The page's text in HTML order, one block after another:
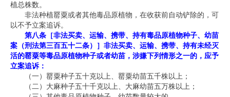
植总株数。
非法种植罂粟或者其他毒品原植物，在收获前自动铲除的，可
以不予立案追诉。
第八条［非法买卖、运输、携带、持有毒品原植物种子、幼苗
案（刑法第三百五十二条）］非法买卖、运输、携带、持有未经灭
活的罂粟等毒品原植物种子或者幼苗，涉嫌下列情形之一的，应予
立案追诉：
（一）罂粟种子五十克以上、罂粟幼苗五千株以上；
（二）大麻种子五十千克以上、大麻幼苗五万株以上；